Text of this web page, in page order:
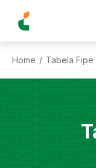
Home / Tabela Fipe